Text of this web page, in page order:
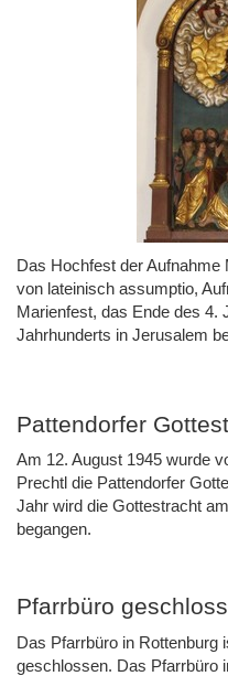
Das Hochfest der
von lateinisch assumptio,
Marienfest, das Ende des 4.
Jahrhunderts in Jerusalem
Pattendorfer
Am 12. August 1945 wurde
Prechtl die Pattendorfer
Jahr wird die Gottestracht
begangen.
Pfarrbüro
Das Pfarrbüro in Rottenburg
geschlossen. Das Pfarrbüro